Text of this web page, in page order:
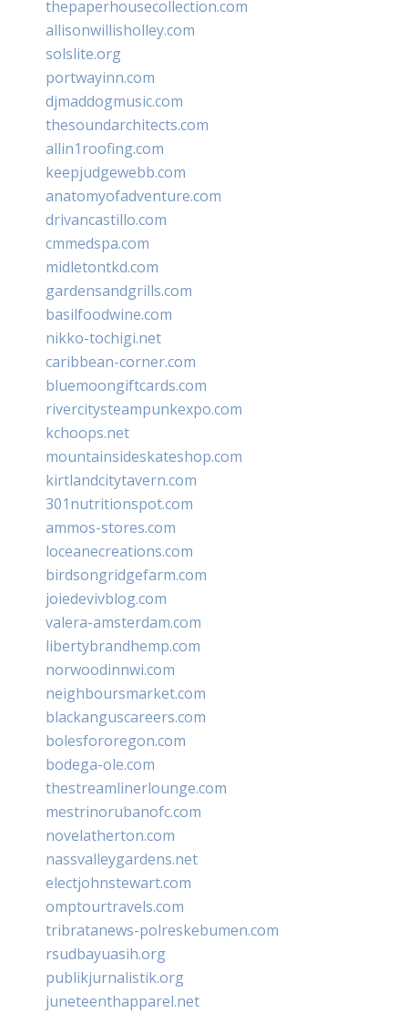
thepaperhousecollection.com
allisonwillisholley.com
solslite.org
portwayinn.com
djmaddogmusic.com
thesoundarchitects.com
allin1roofing.com
keepjudgewebb.com
anatomyofadventure.com
drivancastillo.com
cmmedspa.com
midletontkd.com
gardensandgrills.com
basilfoodwine.com
nikko-tochigi.net
caribbean-corner.com
bluemoongiftcards.com
rivercitysteampunkexpo.com
kchoops.net
mountainsideskateshop.com
kirtlandcitytavern.com
301nutritionspot.com
ammos-stores.com
loceanecreations.com
birdsongridgefarm.com
joiedevivblog.com
valera-amsterdam.com
libertybrandhemp.com
norwoodinnwi.com
neighboursmarket.com
blackanguscareers.com
bolesfororegon.com
bodega-ole.com
thestreamlinerlounge.com
mestrinorubanofc.com
novelatherton.com
nassvalleygardens.net
electjohnstewart.com
omptourtravels.com
tribratanews-polreskebumen.com
rsudbayuasih.org
publikjurnalistik.org
juneteenthapparel.net